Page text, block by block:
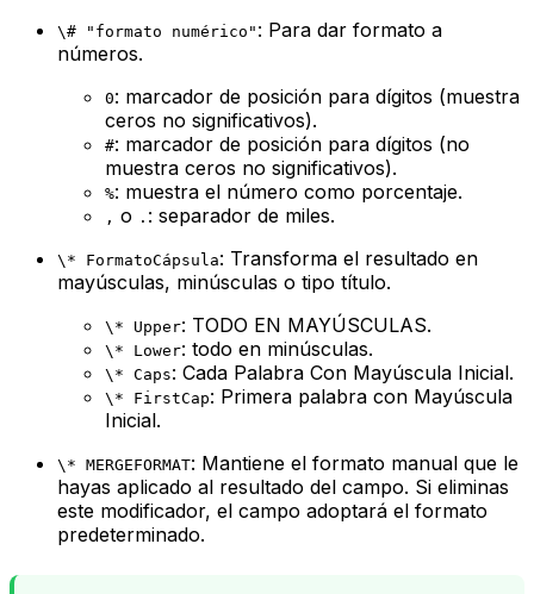
\# "formato numérico" : Para dar formato a
números.
0: marcador de posición para dígitos (muestra
ceros no significativos).
#: marcador de posición para dígitos (no
muestra ceros no significativos).
%: muestra el número como porcentaje.
, o . : separador de miles.
\* FormatoCápsula: Transforma el resultado en
mayúsculas, minúsculas o tipo título.
\* Upper: TODO EN MAYÚSCULAS.
\* Lower: todo en minúsculas.
\* Caps: Cada Palabra Con Mayúscula Inicial.
\* FirstCap: Primera palabra con Mayúscula
Inicial.
\* MERGEFORMAT: Mantiene el formato manual que le
hayas aplicado al resultado del campo. Si eliminas
este modificador, el campo adoptará el formato
predeterminado.